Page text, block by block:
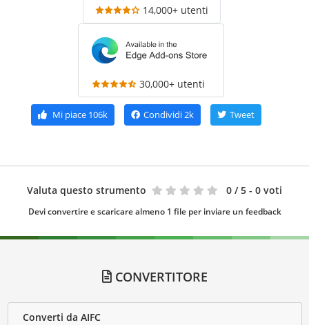
14,000+ utenti
30,000+ utenti
Mi piace 106k Condividi2k Tweet
Valuta questo strumento 0 / 5 - 0 voti
Devi convertire e scaricare almeno 1 file per inviare un feedback
CONVERTITORE
Converti da AIFC